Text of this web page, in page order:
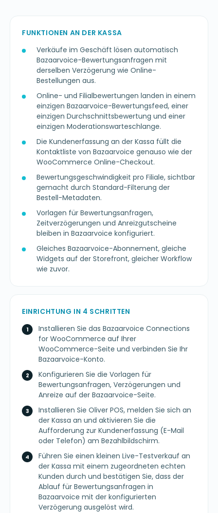
FUNKTIONEN AN DER KASSA
Verkäufe im Geschäft lösen automatisch
Bazaarvoice-Bewertungsanfragen mit
derselben Verzögerung wie Online-
Bestellungen aus.
Online- und Filialbewertungen landen in einem
einzigen Bazaarvoice-Bewertungsfeed, einer
einzigen Durchschnittsbewertung und einer
einzigen Moderationswarteschlange.
Die Kundenerfassung an der Kassa füllt die
Kontaktliste von Bazaarvoice genauso wie der
WooCommerce Online-Checkout.
Bewertungsgeschwindigkeit pro Filiale, sichtbar
gemacht durch Standard-Filterung der
Bestell-Metadaten.
Vorlagen für Bewertungsanfragen,
Zeitverzögerungen und Anreizgutscheine
bleiben in Bazaarvoice konfiguriert.
Gleiches Bazaarvoice-Abonnement, gleiche
Widgets auf der Storefront, gleicher Workflow
wie zuvor.
EINRICHTUNG IN 4 SCHRITTEN
Installieren Sie das Bazaarvoice Connections
for WooCommerce auf Ihrer
WooCommerce-Seite und verbinden Sie Ihr
Bazaarvoice-Konto.
Konfigurieren Sie die Vorlagen für
Bewertungsanfragen, Verzögerungen und
Anreize auf der Bazaarvoice-Seite.
Installieren Sie Oliver POS, melden Sie sich an
der Kassa an und aktivieren Sie die
Aufforderung zur Kundenerfassung (E-Mail
oder Telefon) am Bezahlbildschirm.
Führen Sie einen kleinen Live-Testverkauf an
der Kassa mit einem zugeordneten echten
Kunden durch und bestätigen Sie, dass der
Ablauf für Bewertungsanfragen in
Bazaarvoice mit der konfigurierten
Verzögerung ausgelöst wird.